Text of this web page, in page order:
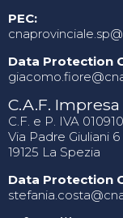
PEC:
Data Protection
C.A.F.
C.F. e P. IVA
Via Padre Giuliani 6
19125 La Spezia
Data Protection